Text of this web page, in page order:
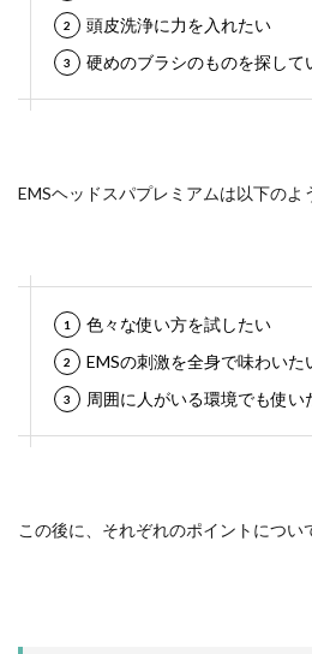
頭皮洗浄に力を入れたい
硬めのブラシのものを探して
EMSヘッドスパプレミアムは以下のよ
色々な使い方を試したい
EMSの刺激を全身で味わいた
周囲に人がいる環境でも使い
この後に、それぞれのポイントについ